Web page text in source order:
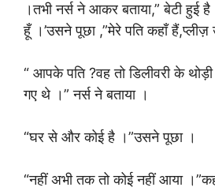
।तभी नर्स ने आकर बताया,” बेटी
हूँ ।’उसने पूछा ,”मेरे पति कहाँ हैं,प्लीज़
“ आपके पति ?वह तो डिलीवरी के
गए थे ।” नर्स ने बताया ।
“घर से और कोई है ।”उसने पूछा ।
“नहीं अभी तक तो कोई नहीं आया